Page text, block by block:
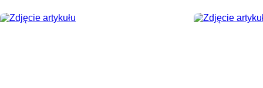
oszczędzać już